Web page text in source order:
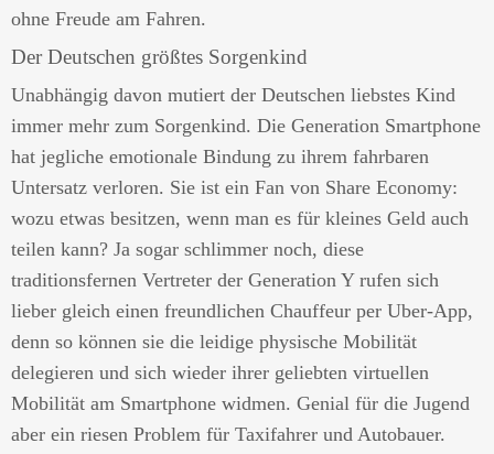
ohne Freude am Fahren.
Der Deutschen größtes Sorgenkind
Unabhängig davon mutiert der Deutschen liebstes Kind
immer mehr zum Sorgenkind. Die Generation Smartphone
hat jegliche emotionale Bindung zu ihrem fahrbaren
Untersatz verloren. Sie ist ein Fan von Share Economy:
wozu etwas besitzen, wenn man es für kleines Geld auch
teilen kann? Ja sogar schlimmer noch, diese
traditionsfernen Vertreter der Generation Y rufen sich
lieber gleich einen freundlichen Chauffeur per Uber-App,
denn so können sie die leidige physische Mobilität
delegieren und sich wieder ihrer geliebten virtuellen
Mobilität am Smartphone widmen. Genial für die Jugend
aber ein riesen Problem für Taxifahrer und Autobauer.